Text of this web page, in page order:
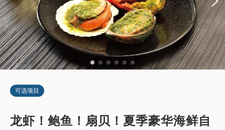
可选项目
龙虾！鲍鱼！扇贝！夏季豪华海鲜自